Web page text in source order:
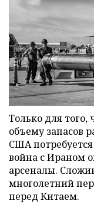
Только для того,
объему запасов
США
война с Ираном
арсеналы.
многолетний
перед Китаем.